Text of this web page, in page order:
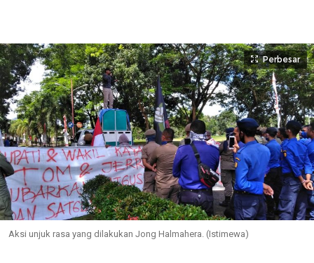
Perbesar
Aksi unjuk rasa yang dilakukan Jong Halmahera. (Istimewa)